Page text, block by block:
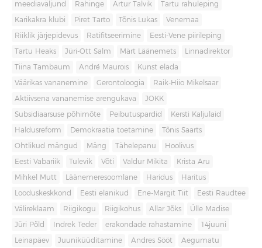
meediaväljund Rahinge Artur Talvik Tartu rahuleping
Karikakra klubi Piret Tarto Tõnis Lukas Venemaa
Riiklik järjepidevus Ratifitseerimine Eesti-Vene piirileping
Tartu Heaks Jüri-Ott Salm Märt Läänemets Linnadirektor
Tiina Tambaum André Maurois Kunst elada
Väärikas vananemine Gerontoloogia Raik-Hiio Mikelsaar
Aktiivsena vananemise arengukava JOKK
Subsidiaarsuse põhimõte Peibutuspardid Kersti Kaljulaid
Haldusreform Demokraatia toetamine Tõnis Saarts
Ohtlikud mängud Mäng Tähelepanu Hoolivus
Eesti Vabariik Tulevik Võti Valdur Mikita Krista Aru
Mihkel Mutt Läänemeresoomlane Haridus Haritus
Looduskeskkond Eesti elanikud Ene-Margit Tiit Eesti Raudtee
Välireklaam Riigikogu Riigikohus Allar Jõks Ülle Madise
Jüri Põld Indrek Teder erakondade rahastamine 14juuni
Leinapäev Juuniküüditamine Andres Sööt Aegumatu